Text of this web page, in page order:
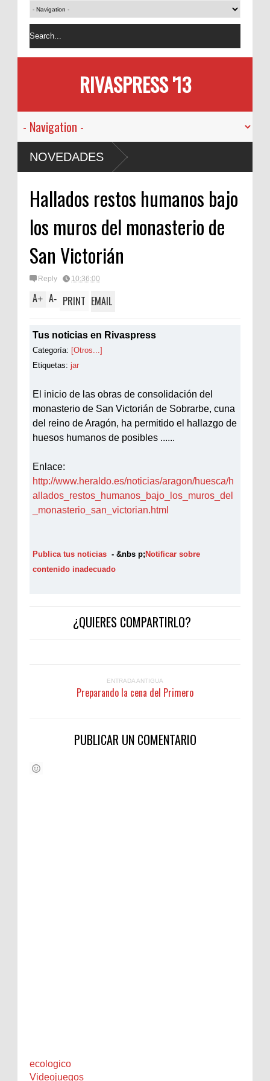
RIVASPRESS '13
NOVEDADES
Hallados restos humanos bajo
los muros del monasterio de
San Victorián
Reply 10:36:00
A+ A- PRINT EMAIL
Tus noticias en Rivaspress
Categoría: [Otros...]
Etiquetas: jar
El inicio de las obras de consolidación del
monasterio de San Victorián de Sobrarbe, cuna
del reino de Aragón, ha permitido el hallazgo de
huesos humanos de posibles ......
Enlace:
http://www.heraldo.es/noticias/aragon/huesca/h
allados_restos_humanos_bajo_los_muros_del
_monasterio_san_victorian.html
Publica tus noticias - &nbs p;Notificar sobre
contenido inadecuado
¿QUIERES COMPARTIRLO?
ENTRADA ANTIGUA
Preparando la cena del Primero
PUBLICAR UN COMENTARIO
ecologico
Videojuegos